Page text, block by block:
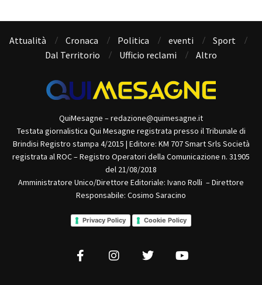
Attualità Cronaca Politica eventi
Sport
Dal Territorio
Ufficio reclami Altro
QuiMesagne – redazione@quimesagne.it
Testata giornalistica Qui Mesagne registrata presso il Tribunale di
Brindisi Registro stampa 4/2015 | Editore: KM 707 Smart Srls Società
registrata al ROC – Registro Operatori della Comunicazione n. 31905
del 21/08/2018
Amministratore Unico/Direttore Editoriale: Ivano Rolli – Direttore
Responsabile: Cosimo Saracino
Privacy Policy Cookie Policy